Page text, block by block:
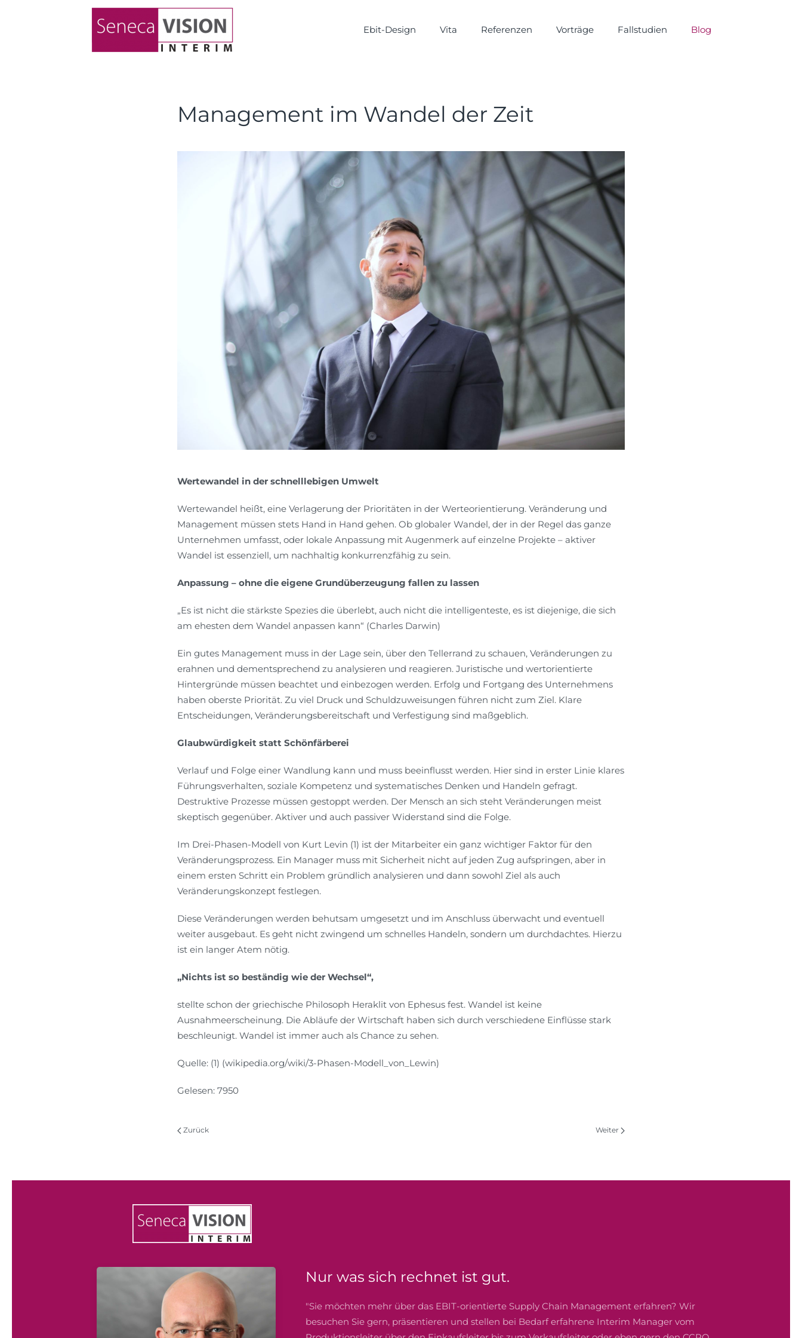
Ebit-Design Vita Referenzen Vorträge Fallstudien Blog
Management im Wandel der Zeit
Wertewandel in der schnelllebigen Umwelt
Wertewandel heißt, eine Verlagerung der Prioritäten in der Werteorientierung. Veränderung und
Management müssen stets Hand in Hand gehen. Ob globaler Wandel, der in der Regel das ganze
Unternehmen umfasst, oder lokale Anpassung mit Augenmerk auf einzelne Projekte – aktiver
Wandel ist essenziell, um nachhaltig konkurrenzfähig zu sein.
Anpassung – ohne die eigene Grundüberzeugung fallen zu lassen
„Es ist nicht die stärkste Spezies die überlebt, auch nicht die intelligenteste, es ist diejenige, die sich
am ehesten dem Wandel anpassen kann“ (Charles Darwin)
Ein gutes Management muss in der Lage sein, über den Tellerrand zu schauen, Veränderungen zu
erahnen und dementsprechend zu analysieren und reagieren. Juristische und wertorientierte
Hintergründe müssen beachtet und einbezogen werden. Erfolg und Fortgang des Unternehmens
haben oberste Priorität. Zu viel Druck und Schuldzuweisungen führen nicht zum Ziel. Klare
Entscheidungen, Veränderungsbereitschaft und Verfestigung sind maßgeblich.
Glaubwürdigkeit statt Schönfärberei
Verlauf und Folge einer Wandlung kann und muss beeinflusst werden. Hier sind in erster Linie klares
Führungsverhalten, soziale Kompetenz und systematisches Denken und Handeln gefragt.
Destruktive Prozesse müssen gestoppt werden. Der Mensch an sich steht Veränderungen meist
skeptisch gegenüber. Aktiver und auch passiver Widerstand sind die Folge.
Im Drei-Phasen-Modell von Kurt Levin (1) ist der Mitarbeiter ein ganz wichtiger Faktor für den
Veränderungsprozess. Ein Manager muss mit Sicherheit nicht auf jeden Zug aufspringen, aber in
einem ersten Schritt ein Problem gründlich analysieren und dann sowohl Ziel als auch
Veränderungskonzept festlegen.
Diese Veränderungen werden behutsam umgesetzt und im Anschluss überwacht und eventuell
weiter ausgebaut. Es geht nicht zwingend um schnelles Handeln, sondern um durchdachtes. Hierzu
ist ein langer Atem nötig.
„Nichts ist so beständig wie der Wechsel“,
stellte schon der griechische Philosoph Heraklit von Ephesus fest. Wandel ist keine
Ausnahmeerscheinung. Die Abläufe der Wirtschaft haben sich durch verschiedene Einflüsse stark
beschleunigt. Wandel ist immer auch als Chance zu sehen.
Quelle: (1) (wikipedia.org/wiki/3-Phasen-Modell_von_Lewin)
Gelesen: 7950
Zurück Weiter
Nur was sich rechnet ist gut.
"Sie möchten mehr über das EBIT-orientierte Supply Chain Management erfahren? Wir
besuchen Sie gern, präsentieren und stellen bei Bedarf erfahrene Interim Manager vom